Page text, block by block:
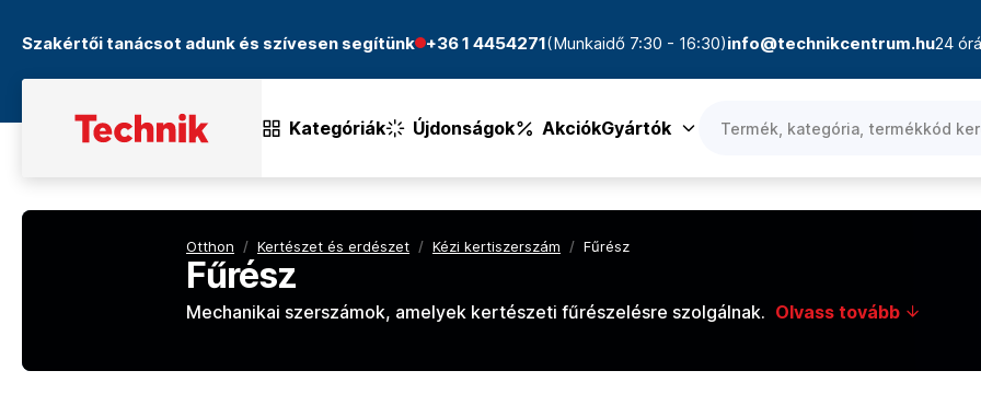
Szakértői tanácsot adunk és szívesen segítünk +36 1 4454271(Munkaidő 7:30 - 16:30)info@technikcentrum.hu24
Kategóriák Újdonságok AkciókGyártók
Otthon / Kertészet és erdészet / Kézi kertiszerszám / Fűrész
Fűrész
Mechanikai szerszámok, amelyek kertészeti fűrészelésre szolgálnak. Olvass tovább